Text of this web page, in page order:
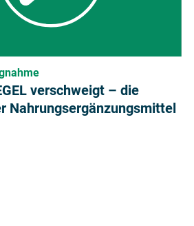
verschweigt – die
Nahrungsergänzungsmittel